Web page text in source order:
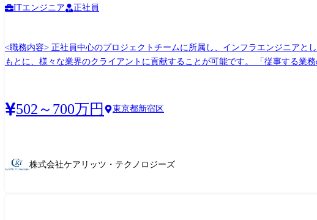
ITエンジニア 正社員
<職務内容> 正社員中心のプロジェクトチームに所属し、インフラエンジニア
もとに、様々な業界
502～700万円 東京都新宿区
株式会社ケアリッツ・テクノロジーズ